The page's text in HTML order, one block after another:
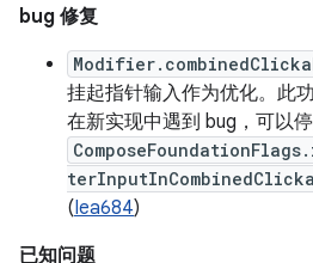
bug 修复
挂起指针输入作为优化。此
在新实现中遇到 bug，可以
(Iea684)
已知问题